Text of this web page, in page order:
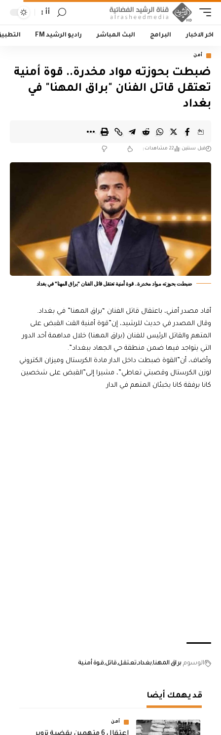
أأ
اخر الاخبار البرامج البث المباشر راديو الرشيد FM
أمن
ضبطت بحوزته مواد مخدرة.. قوة أمنية
تعتقل قاتل الفنان "براق المهنا" في
بغداد
قبل سنتين 22 مشاهدات
ضبطت بحوزته مواد مخدرة.. قوة أمنية تعتقل قاتل الفنان "براق المهنا" في بغداد
أفاد مصدر أمني، باعتقال قاتل الفنان “براق المهنا” في بغداد.
وقال المصدر في حديث للرشيد، إن”قوة أمنية القت القبض على
المتهم والقاتل الرئيس للفنان (براق المهنا) خلال مداهمة أحد الدور
التي يتواجد فيها ضمن منطقة حي الجهاد ببغداد”.
وأضاف، أن”القوة ضبطت داخل الدار مادة الكرستال وميزان الكتروني
لوزن الكرستال وقصبتي تعاطي”، مشيرا إلى”القبض على شخصين
كانا برفقة كانا يخبئان المتهم في الدار
الوسوم براق المهنا بغداد تعتقل قاتلقوة أمنية
قد يهمك أيضا
أمن